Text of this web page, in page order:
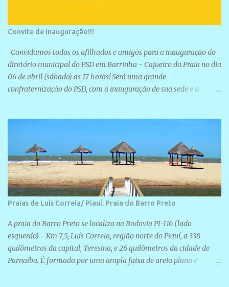
Convite de inauguração!!!
Convidamos todos os afilhados e amigos para a inauguração do
diretório municipal do PSD em Barrinha - Cajueiro da Praia no dia
06 de abril (sábado) as 17 horas! Será uma grande
confraternização do PSD, com a inauguração de sua sede e a
Praias de Luis Correia/ Piauí: Praia do Barro Preto
A praia do Barro Preto se localiza na Rodovia PI-116 (lado
esquerdo) - Km 7,5, Luís Correia, região norte do Piauí, a 338
quilômetros da capital, Teresina, e 26 quilômetros da cidade de
Parnaíba. É formada por uma ampla faixa de areia plana e